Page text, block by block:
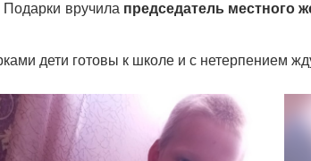
вручила председатель местного
дети готовы к школе и с нетерпением